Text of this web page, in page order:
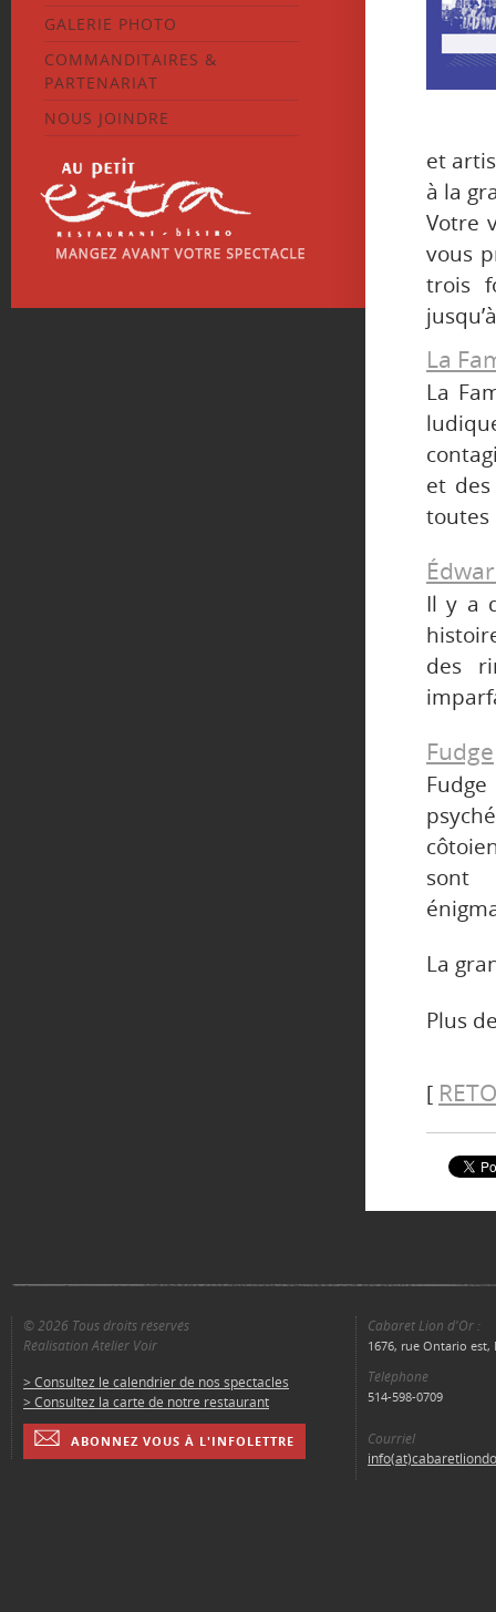
GALERIE PHOTO
COMMANDITAIRES &
PARTENARIAT
NOUS JOINDRE
et
à la
Votre
vous
trois
La
La
et
toutes
Il y a
des
Fudge
sont
La
Plus
[
© 2026 Tous droits réservés
Réalisation Atelier Voir
> Consultez le calendrier de nos spectacles
> Consultez la carte de notre restaurant
ABONNEZ VOUS À L'INFOLETTRE
Cabaret Lion d'Or :
1676, rue Ontario est,
Téléphone
514-598-0709
Courriel